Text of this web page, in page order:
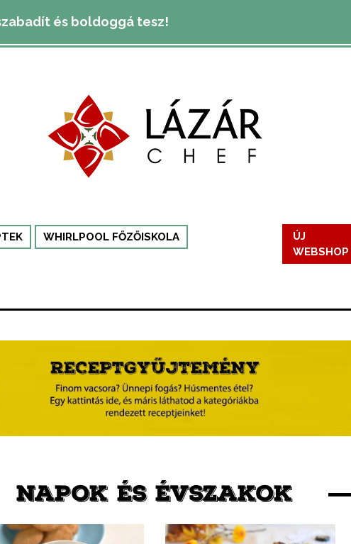
és boldoggá tesz!
WHIRLPOOL FŐZŐISKOLA
ÚJ
WEBSHOP
NAPOK ÉS ÉVSZAKOK